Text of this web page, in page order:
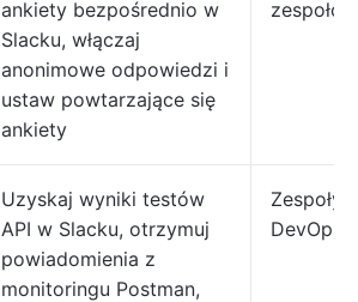
ankiety bezpośrednio w
Slacku, włączaj
anonimowe odpowiedzi i
ustaw powtarzające się
ankiety
Uzyskaj wyniki testów
API w Slacku, otrzymuj
powiadomienia z
monitoringu Postman,
Zespoły
DevOps